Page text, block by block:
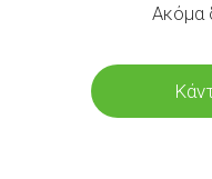
Ακόμα